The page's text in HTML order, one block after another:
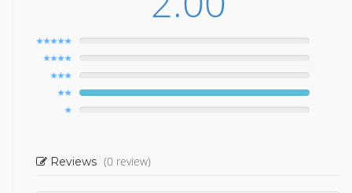
Reviews (0 review)